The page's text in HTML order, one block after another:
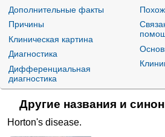
МЦ Жемчужина Подолья
на Гайдара
Подольск, ул. Гайдара, д. 12А
МЦ Жемчужина Подолья
на Комсомольской
Подольск, ул. Комсомольская, д.
Дополнительные факты
Причины
Клиническая картина
Диагностика
Дифференциальная
диагностика
Другие названия и
Horton's disease.